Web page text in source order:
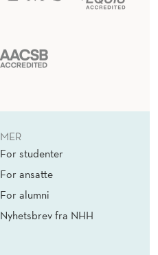
MER
For studenter
For ansatte
For alumni
Nyhetsbrev fra NHH